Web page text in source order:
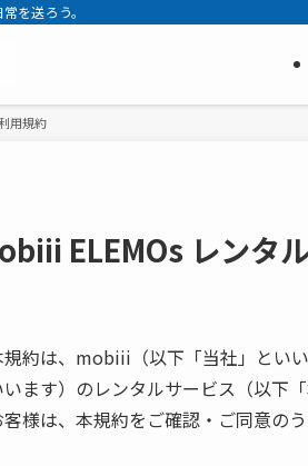
を送ろう。
用規約
ELEMOs レンタ
約は、mobiii（以下「当社」とい
います）のレンタルサービス（以下
客様は、本規約をご確認・ご同意の